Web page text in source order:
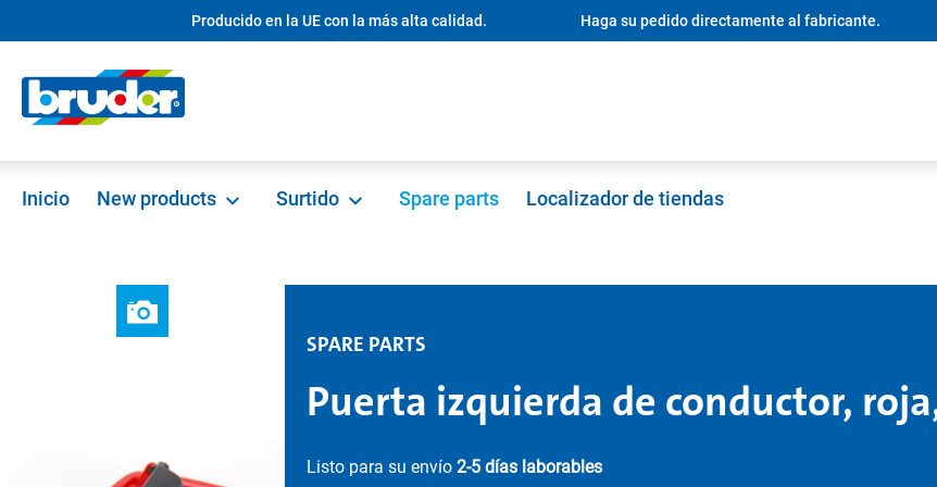
Saltar a la navegación principalProducido en la UE con la más alta calidad. Haga su pedido directamente al fabricante.
Inicio New products Surtido Spare parts Localizador de tiendas
SPARE PARTS
Puerta izquierda de conductor,
Listo para su envío 2-5 días laborables